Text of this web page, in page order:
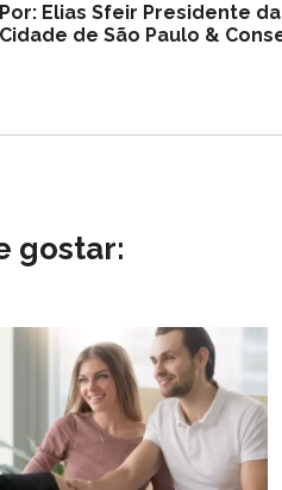
Por: Elias Sfeir Presidente
Cidade de São Paulo &
gostar: